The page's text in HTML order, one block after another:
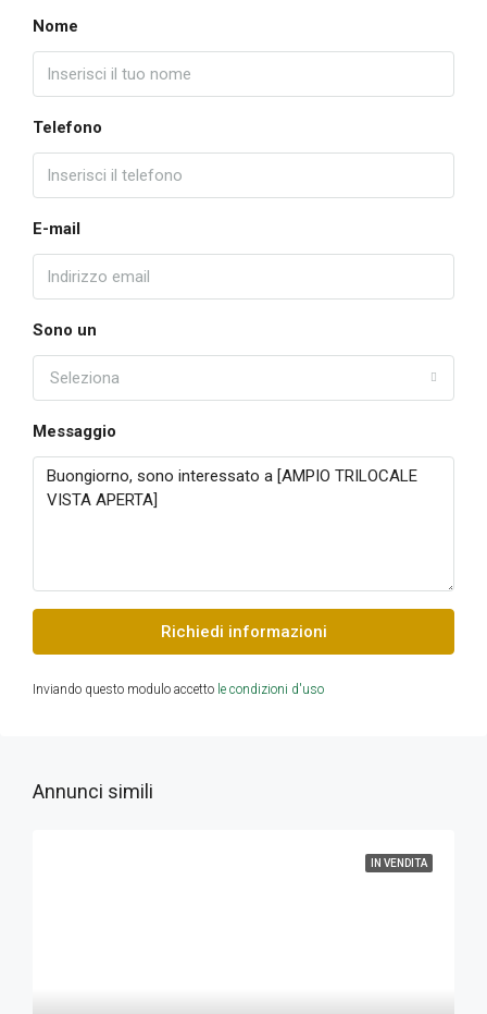
Nome
Telefono
E-mail
Sono un
Seleziona
Messaggio
Richiedi informazioni
Inviando questo modulo accetto le condizioni d'uso
Annunci simili
IN VENDITA